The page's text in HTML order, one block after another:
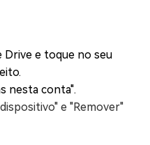
Drive e toque no seu
nesta conta".
e "Remover"